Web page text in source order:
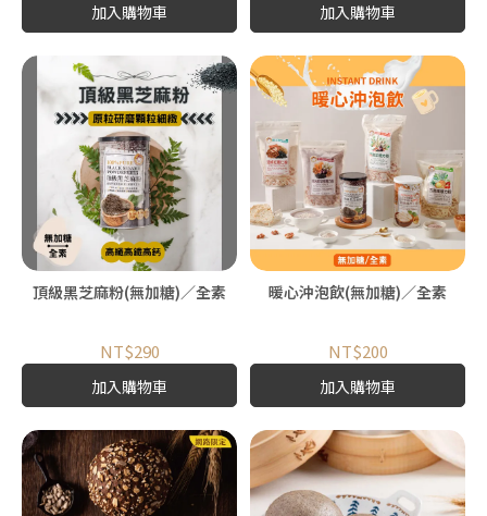
加入購物車 加入購物車
頂級黑芝麻粉(無加糖)／全素
NT$290
加入購物車
暖心沖泡飲(無加糖)／全素
NT$200
加入購物車